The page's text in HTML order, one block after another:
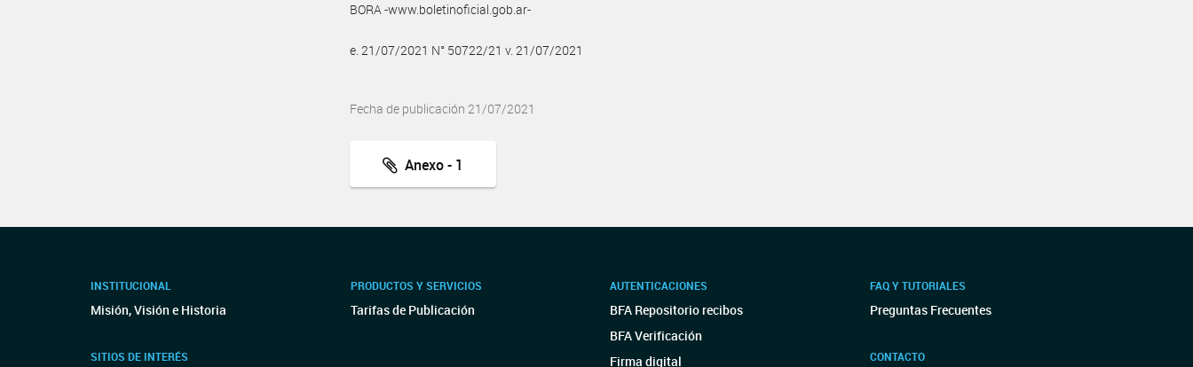
BORA -www.boletinoficial.gob.ar-
e. 21/07/2021 N° 50722/21 v. 21/07/2021
Fecha de publicación 21/07/2021
Anexo - 1
INSTITUCIONAL
Misión, Visión e Historia
SITIOS DE INTERÉS
PRODUCTOS Y SERVICIOS
Tarifas de Publicación
AUTENTICACIONES
BFA Repositorio recibos
BFA Verificación
Firma digital
FAQ Y TUTORIALES
Preguntas Frecuentes
CONTACTO